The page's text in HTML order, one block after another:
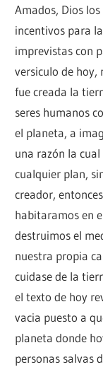
Amados, Dios
incentivos para
imprevistas con
versiculo de hoy,
fue creada la
seres humanos
el planeta, a
una razón la
cualquier plan,
creador,
habitaramos en
destruimos el
nuestra propia
cuidase de la
el texto de hoy
vacia puesto a
planeta donde
personas salvas